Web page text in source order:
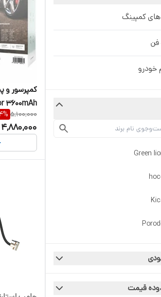
های کمپینگ
خودرو
Green
قیمت
کمپرسور و
3600mAh
| GTI-01
5,100,000
%
4,880,000